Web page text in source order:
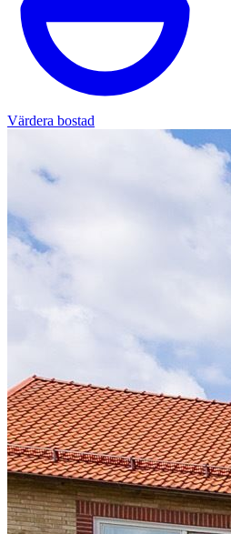
Värdera bostad